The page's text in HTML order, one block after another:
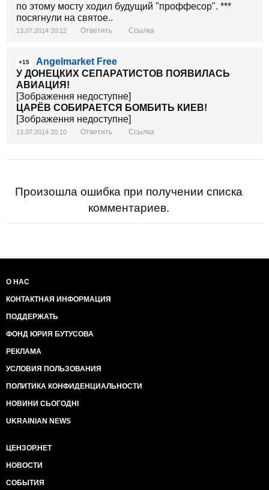
по этому мосту ходил будущий "проффесор". ***
посягнули на святое..
13.07.2014 20:12 Ответить Ссылка
+15
Angelmarket Free
У ДОНЕЦКИХ СЕПАРАТИСТОВ ПОЯВИЛАСЬ
АВИАЦИЯ!
[Зображення недоступне]
ЦАРЁВ СОБИРАЕТСЯ БОМБИТЬ КИЕВ!
[Зображення недоступне]
13.07.2014 20:10 Ответить Ссылка
Произошла ошибка при получении списка
комментариев.
О НАС
КОНТАКТНАЯ ИНФОРМАЦИЯ
ПОДДЕРЖАТЬ
ФОНД ЮРИЯ БУТУСОВА
РЕКЛАМА
УСЛОВИЯ ПОЛЬЗОВАНИЯ
ПОЛИТИКА КОНФИДЕНЦИАЛЬНОСТИ
НОВИНИ СЬОГОДНІ
UKRAINIAN NEWS
ЦЕНЗОР.НЕТ
НОВОСТИ
СОБЫТИЯ